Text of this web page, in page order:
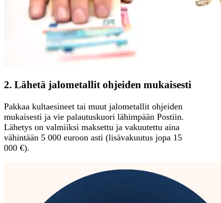
2. Lähetä jalometallit ohjeiden mukaisesti
Pakkaa kultaesineet tai muut jalometallit ohjeiden
mukaisesti ja vie palautuskuori lähimpään Postiin.
Lähetys on valmiiksi maksettu ja vakuutettu aina
vähintään 5 000 euroon asti (lisävakuutus jopa 15
000 €).